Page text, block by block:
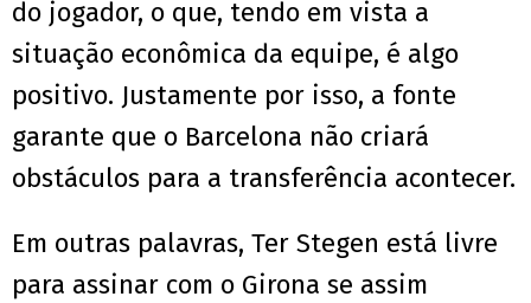
do jogador, o que, tendo em vista a
situação econômica da equipe, é algo
positivo. Justamente por isso, a fonte
garante que o Barcelona não criará
obstáculos para a transferência acontecer.
Em outras palavras, Ter Stegen está livre
para assinar com o Girona se assim